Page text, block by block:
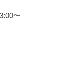
〜